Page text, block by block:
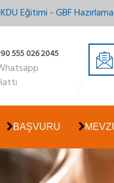
Eğitimi - GBF
555 026 2045
BAŞVURU